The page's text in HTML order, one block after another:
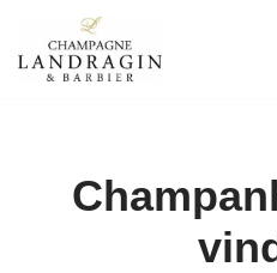
Avançar